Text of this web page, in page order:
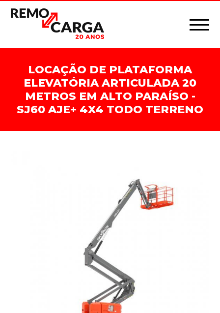
LOCAÇÃO DE PLATAFORMA
ELEVATÓRIA ARTICULADA 20
METROS EM ALTO PARAÍSO -
SJ60 AJE+ 4X4 TODO TERRENO